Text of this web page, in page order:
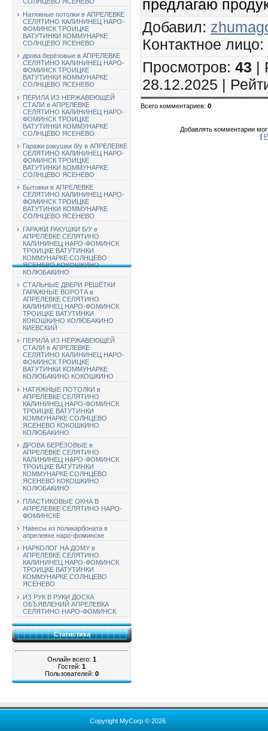
Натяжные потолки в АПРЕЛЕВКЕ
СЕЛЯТИНО КАЛИНИНЕЦ НАРО-
ФОМИНСК ТРОИЦКЕ
ВАТУТИНКИ КОММУНАРКЕ
СОЛНЦЕВО ЯСЕНЕВО
дрова берёзовые в АПРЕЛЕВКЕ
СЕЛЯТИНО КАЛИНИНЕЦ НАРО-
ФОМИНСК ТРОИЦКЕ
ВАТУТИНКИ КОММУНАРКЕ
СОЛНЦЕВО ЯСЕНЕВО
ПЕРИЛА ИЗ НЕРЖАВЕЮЩЕЙ
СТАЛИ в АПРЕЛЕВКЕ
СЕЛЯТИНО КАЛИНИНЕЦ НАРО-
ФОМИНСК ТРОИЦКЕ
ВАТУТИНКИ КОММУНАРКЕ
СОЛНЦЕВО ЯСЕНЕВО
Гаражи ракушки б/у в АПРЕЛЕВКЕ
СЕЛЯТИНО КАЛИНИНЕЦ НАРО-
ФОМИНСК ТРОИЦКЕ
ВАТУТИНКИ КОММУНАРКЕ
СОЛНЦЕВО ЯСЕНЕВО
Бытовки в АПРЕЛЕВКЕ
СЕЛЯТИНО КАЛИНИНЕЦ НАРО-
ФОМИНСК ТРОИЦКЕ
ВАТУТИНКИ КОММУНАРКЕ
СОЛНЦЕВО ЯСЕНЕВО
ГАРАЖИ РАКУШКИ Б/У в
АПРЕЛЕВКЕ СЕЛЯТИНО
КАЛИНИНЕЦ НАРО-ФОМИНСК
ТРОИЦКЕ ВАТУТИНКИ
КОММУНАРКЕ СОЛНЦЕВО
ЯСЕНЕВО КОКОШКИНО
КОЛЮБАКИНО
СТАЛЬНЫЕ ДВЕРИ РЕШЁТКИ
ГАРАЖНЫЕ ВОРОТА в
АПРЕЛЕВКЕ СЕЛЯТИНО
КАЛИНИНЕЦ НАРО-ФОМИНСК
ТРОИЦКЕ ВАТУТИНКИ
КОКОШКИНО КОЛЮБАКИНО
КИЕВСКИЙ
ПЕРИЛА ИЗ НЕРЖАВЕЮЩЕЙ
СТАЛИ в АПРЕЛЕВКЕ
СЕЛЯТИНО КАЛИНИНЕЦ НАРО-
ФОМИНСК ТРОИЦКЕ
ВАТУТИНКИ КОММУНАРКЕ
КОЛЮБАКИНО КОКОШКИНО
НАТЯЖНЫЕ ПОТОЛКИ в
АПРЕЛЕВКЕ СЕЛЯТИНО
КАЛИНИНЕЦ НАРО-ФОМИНСК
ТРОИЦКЕ ВАТУТИНКИ
КОММУНАРКЕ СОЛНЦЕВО
ЯСЕНЕВО КОКОШКИНО
КОЛЮБАКИНО
ДРОВА БЕРЁЗОВЫЕ в
АПРЕЛЕВКЕ СЕЛЯТИНО
КАЛИНИНЕЦ НАРО-ФОМИНСК
ТРОИЦКЕ ВАТУТИНКИ
КОММУНАРКЕ СОЛНЦЕВО
ЯСЕНЕВО КОКОШКИНО
КОЛЮБАКИНО
ПЛАСТИКОВЫЕ ОКНА В
АПРЕЛЕВКЕ СЕЛЯТИНО НАРО-
ФОМИНСКЕ
Навесы из поликарбоната в
апрелевке наро-фоминске
НАРКОЛОГ НА ДОМУ в
АПРЕЛЕВКЕ СЕЛЯТИНО
КАЛИНИНЕЦ НАРО-ФОМИНСК
ТРОИЦКЕ ВАТУТИНКИ
КОММУНАРКЕ СОЛНЦЕВО
ЯСЕНЕВО
ИЗ РУК В РУКИ ДОСКА
ОБЪЯВЛЕНИЙ АПРЕЛЕВКА
СЕЛЯТИНО НАРО-ФОМИНСК
Статистика
Онлайн всего: 1
Гостей: 1
Пользователей: 0
предлагаю
Добавил:
Контактное лицо:
Просмотров: 43 |
28.12.2025 |
Всего комментариев: 0
Добавлять комментарии
[
Copyright MyCorp © 2026